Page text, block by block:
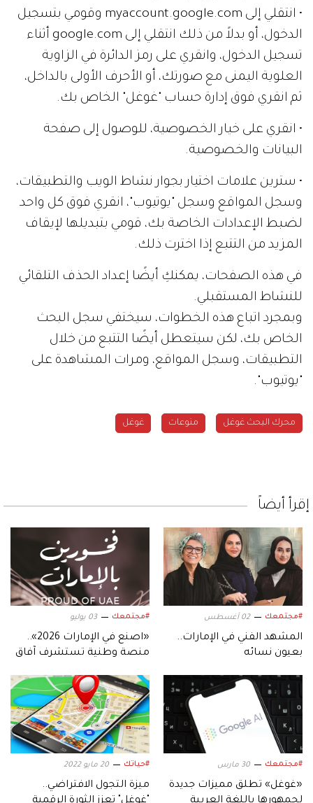
• انتقلي إلى myaccount.google.com وقومي بتسجيل
الدخول، أو بدلاً من ذلك انتقلي إلى google.com أثناء
تسجيل الدخول، وانقري على رمز الدائرة في الزاوية
العلوية اليمنى مع صورتك، أو الأحرف الأولى بالداخل،
ثم انقري فوق إدارة حساب "غوغل" الخاص بك.
• انقري على خيار الخصوصية، للوصول إلى صفحة
البيانات والخصوصية.
• سترين علامات اختيار بجوار نشاط الويب والتطبيقات،
وسجل المواقع وسجل "يوتيوب"، انقري فوق كل واحد
لضبط الإعدادات الخاصة بك، قومي بتبديلها لإيقاف
المزيد من التتبع إذا اخترت ذلك.
في هذه الصفحات، يمكنكِ أيضًا إعداد الحذف التلقائي
للنشاط المستقبلي.
وبمجرد اتباع هذه الخطوات، سيختفي سجل البحث
الخاص بك، لكن سيتعطل أيضًا التتبع من خلال
التطبيقات، وسجل المواقع، ومرات المشاهدة على
"يوتيوب".
محرك البحث غوغل منوعات غوغل
إقرأ أيضاً
#مجتمعك 02 أغسطس
المشهد الفني في الإمارات..
بعيون نسائه
#مجتمعك 03 يوليو
«اصنع في الإمارات 2026»..
منصة وطنية تستشرف آفاق
#مجتمعك 30 مارس
«غوغل» تطلق مميزات جديدة
لجمهورها باللغة العربية
#حياتك 20 مايو 2022
ميزة التجول الافتراضي..
"غوغل" تعزز الثورة الرقمية